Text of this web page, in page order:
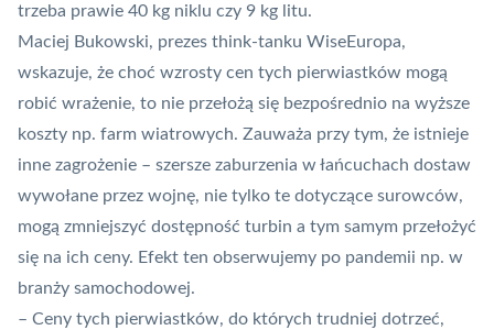
trzeba prawie 40 kg niklu czy 9 kg litu.
Maciej Bukowski, prezes think-tanku WiseEuropa,
wskazuje, że choć wzrosty cen tych pierwiastków mogą
robić wrażenie, to nie przełożą się bezpośrednio na wyższe
koszty np. farm wiatrowych. Zauważa przy tym, że istnieje
inne zagrożenie – szersze zaburzenia w łańcuchach dostaw
wywołane przez wojnę, nie tylko te dotyczące surowców,
mogą zmniejszyć dostępność turbin a tym samym przełożyć
się na ich ceny. Efekt ten obserwujemy po pandemii np. w
branży samochodowej.
– Ceny tych pierwiastków, do których trudniej dotrzeć,